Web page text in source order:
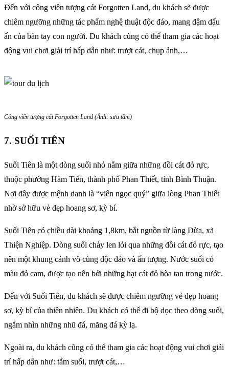
Đến với công viên tượng cát Forgotten Land, du khách sẽ được
chiêm ngưỡng những tác phẩm nghệ thuật độc đáo, mang đậm dấu
ấn của bàn tay con người. Du khách cũng có thể tham gia các hoạt
động vui chơi giải trí hấp dẫn như: trượt cát, chụp ảnh,…
Công viên tượng cát Forgotten Land (Ảnh: sưu tầm)
7. SUỐI TIÊN
Suối Tiên là một dòng suối nhỏ nằm giữa những đồi cát đỏ rực,
thuộc phường Hàm Tiến, thành phố Phan Thiết, tỉnh Bình Thuận.
Nơi đây được mệnh danh là “viên ngọc quý” giữa lòng Phan Thiết
nhờ sở hữu vẻ đẹp hoang sơ, kỳ bí.
Suối Tiên có chiều dài khoảng 1,8km, bắt nguồn từ làng Dừa, xã
Thiện Nghiệp. Dòng suối chảy len lỏi qua những đồi cát đỏ rực, tạo
nên một khung cảnh vô cùng độc đáo và ấn tượng. Nước suối có
màu đỏ cam, được tạo nên bởi những hạt cát đỏ hòa tan trong nước.
Đến với Suối Tiên, du khách sẽ được chiêm ngưỡng vẻ đẹp hoang
sơ, kỳ bí của thiên nhiên. Du khách có thể đi bộ dọc theo dòng suối,
ngắm nhìn những nhũ đá, măng đá kỳ lạ.
Ngoài ra, du khách cũng có thể tham gia các hoạt động vui chơi giải
trí hấp dẫn như: tắm suối, trượt cát,…